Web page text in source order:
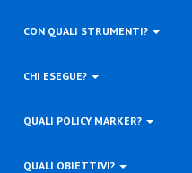
CON QUALI STRUMENTI?
CHI ESEGUE?
QUALI POLICY MARKER?
QUALI OBIETTIVI?